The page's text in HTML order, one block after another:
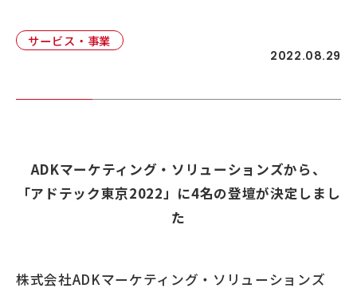
統合ソリューション
サービス・事業
2022.08.29
ADKマーケティング・ソリューションズから、
「アドテック東京2022」に4名の登壇が決定しまし
た
株式会社ADKマーケティング・ソリューションズ